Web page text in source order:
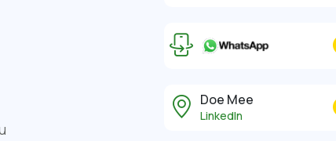
Doe Mee
LinkedIn